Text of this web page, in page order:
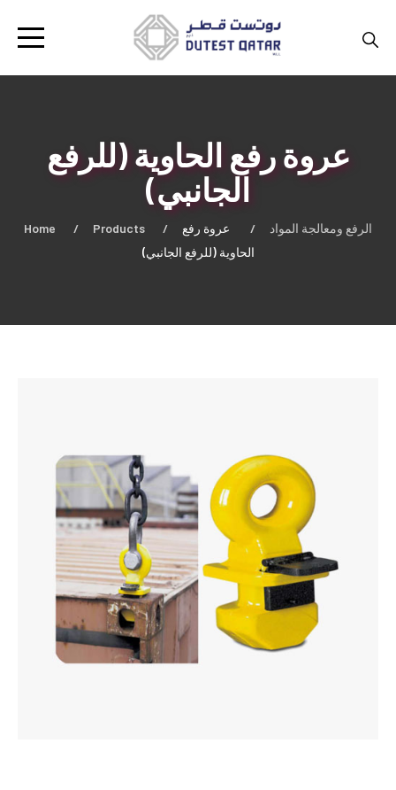
عروة رفع الحاوية (للرفع
الجانبي)
Home Products الرفع ومعالجة المواد
عروة رفع
الحاوية (للرفع الجانبي)